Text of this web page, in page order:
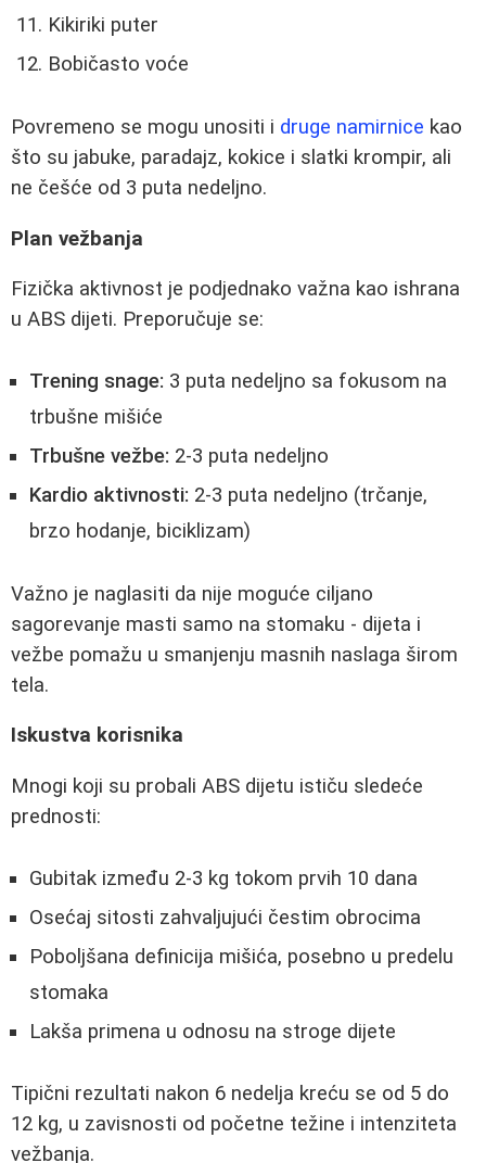
Kikiriki puter
Bobičasto voće
Povremeno se mogu unositi i druge namirnice kao
što su jabuke, paradajz, kokice i slatki krompir, ali
ne češće od 3 puta nedeljno.
Plan vežbanja
Fizička aktivnost je podjednako važna kao ishrana
u ABS dijeti. Preporučuje se:
Trening snage: 3 puta nedeljno sa fokusom na
trbušne mišiće
Trbušne vežbe: 2-3 puta nedeljno
Kardio aktivnosti: 2-3 puta nedeljno (trčanje,
brzo hodanje, biciklizam)
Važno je naglasiti da nije moguće ciljano
sagorevanje masti samo na stomaku - dijeta i
vežbe pomažu u smanjenju masnih naslaga širom
tela.
Iskustva korisnika
Mnogi koji su probali ABS dijetu ističu sledeće
prednosti:
Gubitak između 2-3 kg tokom prvih 10 dana
Osećaj sitosti zahvaljujući čestim obrocima
Poboljšana definicija mišića, posebno u predelu
stomaka
Lakša primena u odnosu na stroge dijete
Tipični rezultati nakon 6 nedelja kreću se od 5 do
12 kg, u zavisnosti od početne težine i intenziteta
vežbanja.